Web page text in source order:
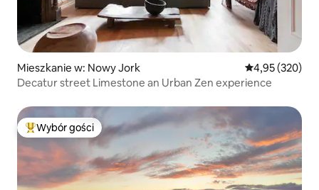
Mieszkanie w: Nowy Jork Średnia
4,95 (320)
Decatur street Limestone an Urban Zen experience
Najpopularniejsze z kategorii Wybór gości
Wybór gości